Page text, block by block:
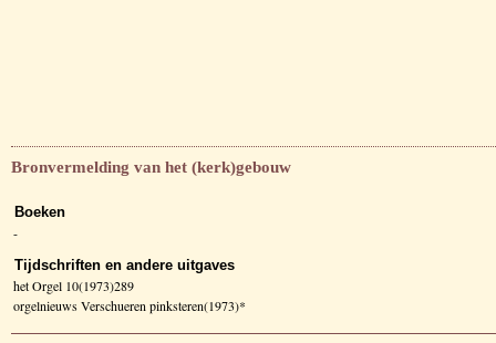
Bronvermelding van het (kerk)gebouw
Boeken
-
Tijdschriften en andere uitgaves
het Orgel 10(1973)289
orgelnieuws Verschueren pinksteren(1973)*